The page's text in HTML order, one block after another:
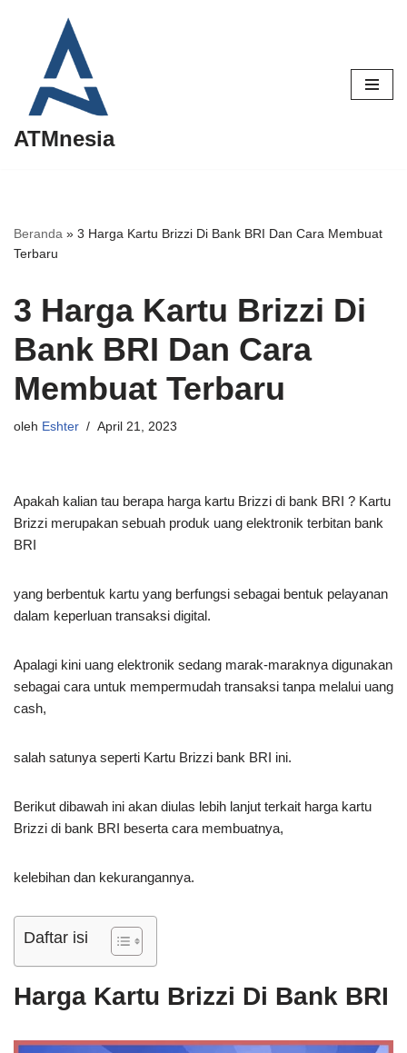
Lompat
konten
ATMnesia
Beranda » 3 Harga Kartu Brizzi Di Bank BRI Dan Cara Membuat
Terbaru
3 Harga Kartu Brizzi Di
Bank BRI Dan Cara
Membuat Terbaru
oleh Eshter April 21, 2023
Apakah kalian tau berapa harga kartu Brizzi di bank BRI ? Kartu
Brizzi merupakan sebuah produk uang elektronik terbitan bank
BRI
yang berbentuk kartu yang berfungsi sebagai bentuk pelayanan
dalam keperluan transaksi digital.
Apalagi kini uang elektronik sedang marak-maraknya digunakan
sebagai cara untuk mempermudah transaksi tanpa melalui uang
cash,
salah satunya seperti Kartu Brizzi bank BRI ini.
Berikut dibawah ini akan diulas lebih lanjut terkait harga kartu
Brizzi di bank BRI beserta cara membuatnya,
kelebihan dan kekurangannya.
Daftar isi
Harga Kartu Brizzi Di Bank BRI